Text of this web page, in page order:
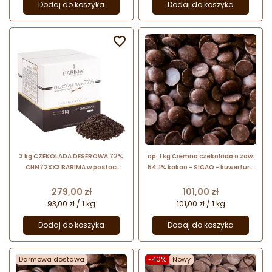
Dodaj do koszyka Dodaj do koszyka
3 kg CZEKOLADA DESEROWA 72%
CHN72XX3 BARIMA w postaci
zatemperowanej czekolady
Cena
279,00 zł
93,00 zł / 1 kg
Dodaj do koszyka

op. 1 kg Ciemna czekolada o zaw.
54.1% kakao - SICAO - kuwertura
kat. CHD-Q11
Cena
101,00 zł
101,00 zł / 1 kg
Dodaj do koszyka

Darmowa dostawa  -40% Nowy 